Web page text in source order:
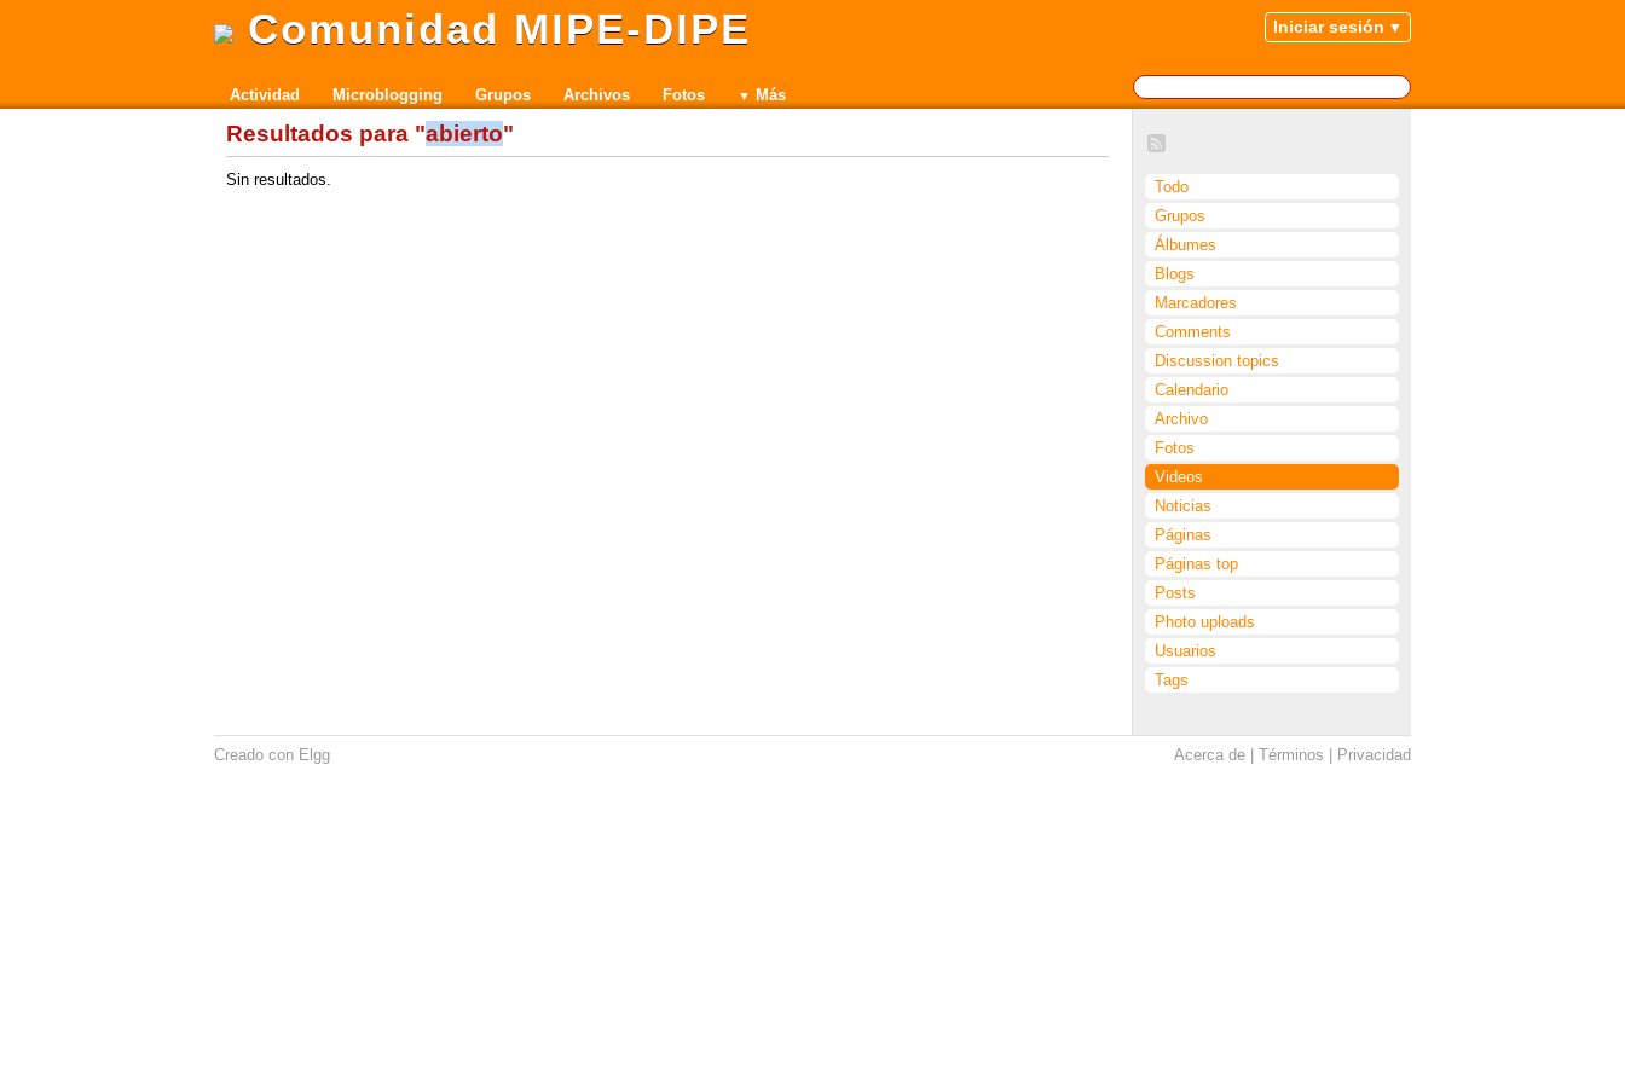
Comunidad MIPE-DIPE Iniciar sesión
Actividad Microblogging Grupos Archivos Fotos Más
Todo
Grupos
Álbumes
Blogs
Marcadores
Comments
Discussion topics
Calendario
Archivo
Fotos
Videos
Noticias
Páginas
Páginas top
Posts
Photo uploads
Usuarios
Tags
Resultados para "abierto"
Sin resultados.
Acerca de Términos Privacidad
Creado con Elgg